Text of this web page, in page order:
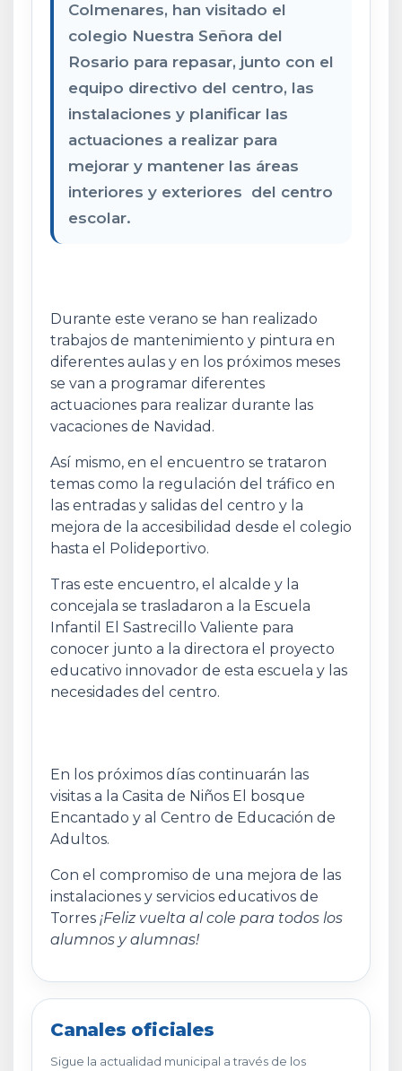
Colmenares, han visitado el
colegio Nuestra Señora del
Rosario para repasar, junto con el
equipo directivo del centro, las
instalaciones y planificar las
actuaciones a realizar para
mejorar y mantener las áreas
interiores y exteriores del centro
escolar.
Durante este verano se han realizado
trabajos de mantenimiento y pintura en
diferentes aulas y en los próximos meses
se van a programar diferentes
actuaciones para realizar durante las
vacaciones de Navidad.
Así mismo, en el encuentro se trataron
temas como la regulación del tráfico en
las entradas y salidas del centro y la
mejora de la accesibilidad desde el colegio
hasta el Polideportivo.
Tras este encuentro, el alcalde y la
concejala se trasladaron a la Escuela
Infantil El Sastrecillo Valiente para
conocer junto a la directora el proyecto
educativo innovador de esta escuela y las
necesidades del centro.
En los próximos días continuarán las
visitas a la Casita de Niños El bosque
Encantado y al Centro de Educación de
Adultos.
Con el compromiso de una mejora de las
instalaciones y servicios educativos de
Torres ¡Feliz vuelta al cole para todos los
alumnos y alumnas!
Canales oficiales
Sigue la actualidad municipal a través de los